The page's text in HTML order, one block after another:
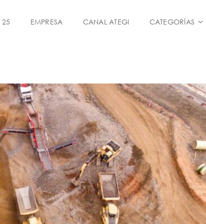
25 EMPRESA CANAL ATEGI CATEGORÍAS